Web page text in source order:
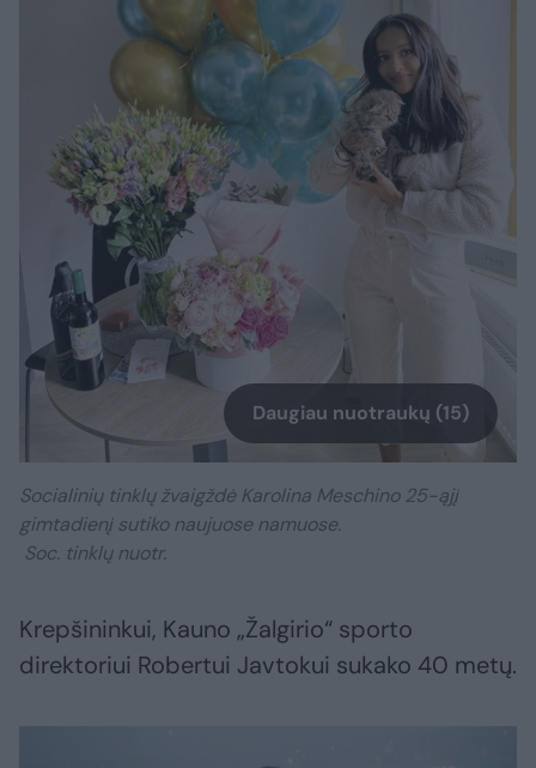
Daugiau nuotraukų (15)
Socialinių tinklų žvaigždė Karolina Meschino 25-ąjį
gimtadienį sutiko naujuose namuose.
Soc. tinklų nuotr.
Krepšininkui, Kauno „Žalgirio“ sporto
direktoriui Robertui Javtokui sukako 40 metų.